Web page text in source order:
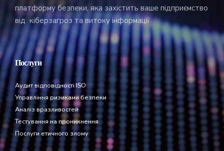
платформу безпеки, яка захістить ваше підприємство
від кіберзагроз та витоку інформації
Послуги
Аудит відповідності ISO
Управління ризиками безпеки
Аналіз вразливостей
Тестування на проникнення
Послуги етичного злому